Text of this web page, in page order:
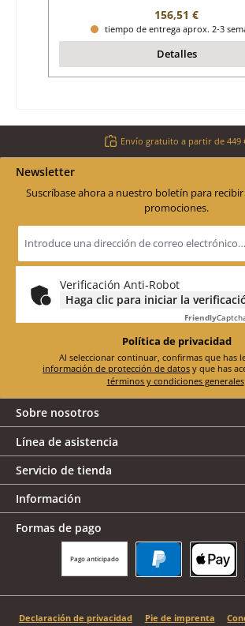
Precio normal:
156,51 €
tiempo de entrega aprox. 2-3
Detalles
Envío gratuito a partir de 449
Newsletter
Suscríbase ahora a nuestro boletín para
promociones.
de
electrónico
Verificación Anti-Robot
Haga clic para iniciar la
Friendly
Política de privacidad
información de protección de datos
términos y condiciones generales.
Sobre nosotros
Línea de asistencia
Servicio de tienda
Información
Formas de pago
Pago anticipado
Declaración de privacidad Pie de imprenta